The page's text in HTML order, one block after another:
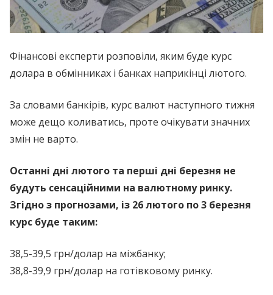
Фінансові експерти розповіли, яким буде курс
долара в обмінниках і банках наприкінці лютого.
За словами банкірів, курс валют наступного тижня
може дещо коливатись, проте очікувати значних
змін не варто.
Останні дні лютого та перші дні березня не
будуть сенсаційними на валютному ринку.
Згідно з прогнозами, із 26 лютого по 3 березня
курс буде таким:
38,5-39,5 грн/долар на міжбанку;
38,8-39,9 грн/долар на готівковому ринку.